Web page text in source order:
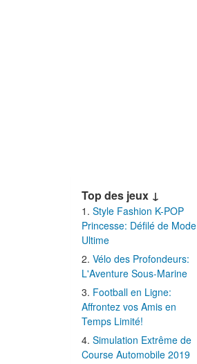
Top des jeux ↓
Style Fashion K-POP
Princesse: Défilé de Mode
Ultime
Vélo des Profondeurs:
L'Aventure Sous-Marine
Football en Ligne:
Affrontez vos Amis en
Temps Limité!
Simulation Extrême de
Course Automobile 2019